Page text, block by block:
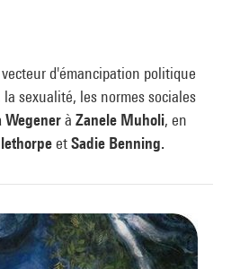
d'émancipation politique
sexualité, les normes sociales
Wegenerà Zanele Muholi, en
etSadie Benning.